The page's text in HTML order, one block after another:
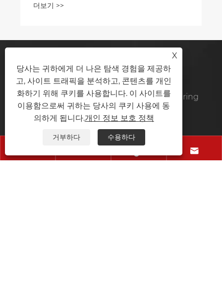
더보기 >>
문의하기
Zhejiang Yaodong Intelligent Manufacturing
Technology Co., Ltd.
전화: +86-577-66007073
이동하는:+86-13106181103 
X
당사는 귀하에게 더 나은 탐색 경험을 제공하
고, 사이트 트래픽을 분석하고, 콘텐츠를 개인
화하기 위해 쿠키를 사용합니다. 이 사이트를
이용함으로써 귀하는 당사의 쿠키 사용에 동
의하게 됩니다.개인 정보 보호 정책
거부하다 수용하다